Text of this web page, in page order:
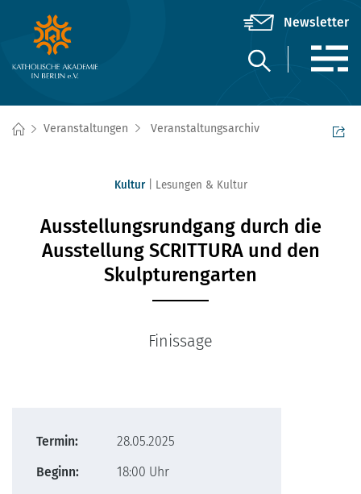
Veranstaltungen Veranstaltungsarchiv
Kultur Lesungen & Kultur
Ausstellungsrundgang durch die
Ausstellung SCRITTURA und den
Skulpturengarten
Finissage
Termin:
28.05.2025
Beginn:
18:00 Uhr